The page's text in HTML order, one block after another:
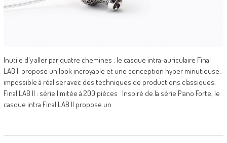
Inutile d'y aller par quatre chemines : le casque intra-auriculaire Final
LAB II propose un look incroyable et une conception hyper minutieuse,
impossible à réaliser avec des techniques de productions classiques.
Final LAB II : série limitée à 200 pièces Inspiré de la série Piano Forte, le
casque intra Final LAB II propose un